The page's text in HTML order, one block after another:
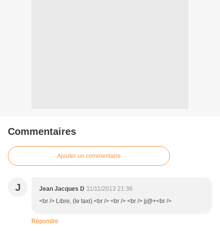
Commentaires
Ajouter un commentaire
J Jean Jacques D 11/11/2013 21:36
<br /> Libre, (le taxi).<br /> <br /> <br /> jj@+<br />
Répondre